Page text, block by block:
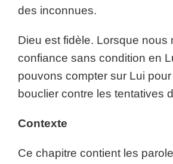
des inconnues.
Dieu est fidèle. Lorsque nous
confiance sans condition en
pouvons compter sur Lui
bouclier contre les tentatives
Contexte
Ce chapitre contient les